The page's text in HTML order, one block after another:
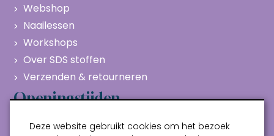
Webshop
Naailessen
Workshops
Over SDS stoffen
Verzenden & retourneren
Openingstijden
Maandag
Gesloten
Deze website gebruikt cookies om het bezoek